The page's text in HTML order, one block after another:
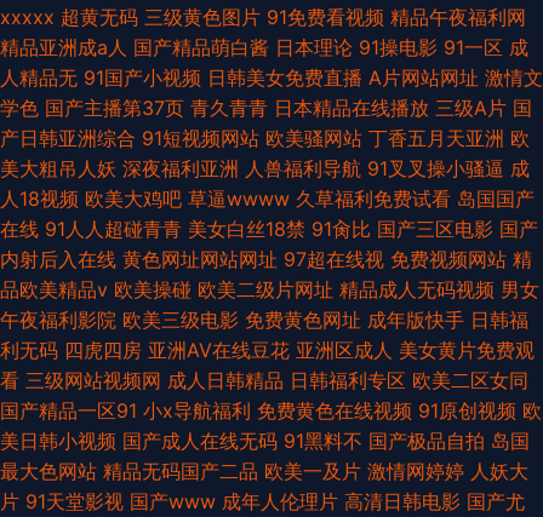
xxxxx 超黄无码 三级黄色图片 91免费看视频 精品午夜福利网
精品亚洲成a人 国产精品萌白酱 日本理论 91操电影 91一区 成
人精品无 91国产小视频 日韩美女免费直播 A片网站网址 激情文
学色 国产主播第37页 青久青青 日本精品在线播放 三级A片 国
产日韩亚洲综合 91短视频网站 欧美骚网站 丁香五月天亚洲 欧
美大粗吊人妖 深夜福利亚洲 人兽福利导航 91叉叉操小骚逼 成
人18视频 欧美大鸡吧 草逼wwww 久草福利免费试看 岛国国产
在线 91人人超碰青青 美女白丝18禁 91肏比 国产三区电影 国产
内射后入在线 黄色网址网站网址 97超在线视 免费视频网站 精
品欧美精品v 欧美操碰 欧美二级片网址 精品成人无码视频 男女
午夜福利影院 欧美三级电影 免费黄色网址 成年版快手 日韩福
利无码 四虎四房 亚洲AV在线豆花 亚洲区成人 美女黄片免费观
看 三级网站视频网 成人日韩精品 日韩福利专区 欧美二区女同
国产精品一区91 小x导航福利 免费黄色在线视频 91原创视频 欧
美日韩小视频 国产成人在线无码 91黑料不 国产极品自拍 岛国
最大色网站 精品无码国产二品 欧美一及片 激情网婷婷 人妖大
片 91天堂影视 国产www 成年人伦理片 高清日韩电影 国产尤